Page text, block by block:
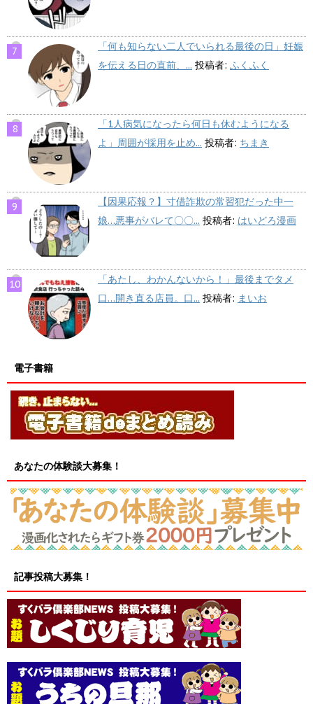
「何も知らない二人でいられる最後の日」妊娠
を伝える日の直前、... 投稿者: ふくふく
「1人病気になったら何日も休むようになる
よ」周囲が採用を止め... 投稿者: ちまき
【因果応報？】寸借詐欺の常習犯だった中一
娘…悪事がバレて〇〇... 投稿者: はいどろ漫画
「あたし、わかんないから！」最後までタメ
口…開き直る店員。口... 投稿者: まいお
電子書籍
あなたの体験談大募集！
記事投稿大募集！